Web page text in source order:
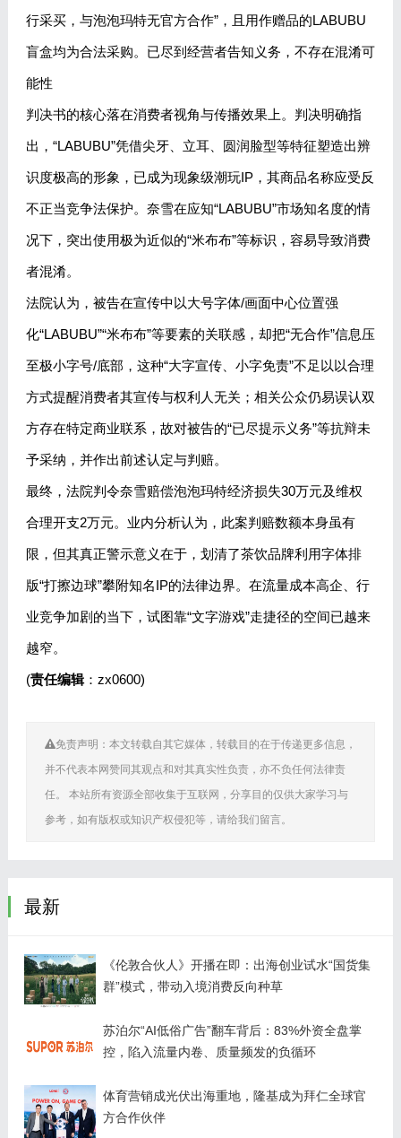
行采买，与泡泡玛特无官方合作”，且用作赠品的LABUBU
盲盒均为合法采购。已尽到经营者告知义务，不存在混淆可
能性
判决书的核心落在消费者视角与传播效果上。判决明确指
出，“LABUBU”凭借尖牙、立耳、圆润脸型等特征塑造出辨
识度极高的形象，已成为现象级潮玩IP，其商品名称应受反
不正当竞争法保护。奈雪在应知“LABUBU”市场知名度的情
况下，突出使用极为近似的“米布布”等标识，容易导致消费
者混淆。
法院认为，被告在宣传中以大号字体/画面中心位置强
化“LABUBU”“米布布”等要素的关联感，却把“无合作”信息压
至极小字号/底部，这种“大字宣传、小字免责”不足以以合理
方式提醒消费者其宣传与权利人无关；相关公众仍易误认双
方存在特定商业联系，故对被告的“已尽提示义务”等抗辩未
予采纳，并作出前述认定与判赔。
最终，法院判令奈雪赔偿泡泡玛特经济损失30万元及维权
合理开支2万元。业内分析认为，此案判赔数额本身虽有
限，但其真正警示意义在于，划清了茶饮品牌利用字体排
版“打擦边球”攀附知名IP的法律边界。在流量成本高企、行
业竞争加剧的当下，试图靠“文字游戏”走捷径的空间已越来
越窄。
(责任编辑：zx0600)
免责声明：本文转载自其它媒体，转载目的在于传递更多信息，
并不代表本网赞同其观点和对其真实性负责，亦不负任何法律责
任。 本站所有资源全部收集于互联网，分享目的仅供大家学习与
参考，如有版权或知识产权侵犯等，请给我们留言。
最新
《伦敦合伙人》开播在即：出海创业试水“国货集
群”模式，带动入境消费反向种草
苏泊尔“AI低俗广告”翻车背后：83%外资全盘掌
控，陷入流量内卷、质量频发的负循环
体育营销成光伏出海重地，隆基成为拜仁全球官
方合作伙伴